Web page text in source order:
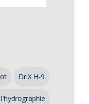
DriX H-9